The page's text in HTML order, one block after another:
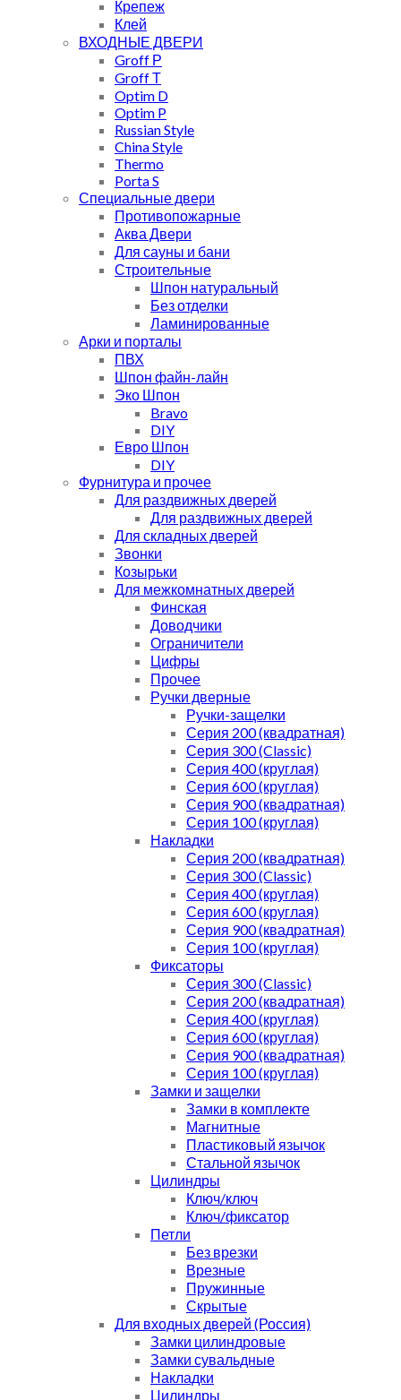
Крепеж
Клей
ВХОДНЫЕ ДВЕРИ
Groff Р
Groff Т
Optim D
Optim P
Russian Style
China Style
Thermo
Porta S
Специальные двери
Противопожарные
Аква Двери
Для сауны и бани
Строительные
Шпон натуральный
Без отделки
Ламинированные
Арки и порталы
ПВХ
Шпон файн-лайн
Эко Шпон
Bravo
DIY
Евро Шпон
DIY
Фурнитура и прочее
Для раздвижных дверей
Для раздвижных дверей
Для складных дверей
Звонки
Козырьки
Для межкомнатных дверей
Финская
Доводчики
Ограничители
Цифры
Прочее
Ручки дверные
Ручки-защелки
Серия 200 (квадратная)
Серия 300 (Classic)
Серия 400 (круглая)
Серия 600 (круглая)
Серия 900 (квадратная)
Серия 100 (круглая)
Накладки
Серия 200 (квадратная)
Серия 300 (Classic)
Серия 400 (круглая)
Серия 600 (круглая)
Серия 900 (квадратная)
Серия 100 (круглая)
Фиксаторы
Серия 300 (Classic)
Серия 200 (квадратная)
Серия 400 (круглая)
Серия 600 (круглая)
Серия 900 (квадратная)
Серия 100 (круглая)
Замки и защелки
Замки в комплекте
Магнитные
Пластиковый язычок
Стальной язычок
Цилиндры
Ключ/ключ
Ключ/фиксатор
Петли
Без врезки
Врезные
Пружинные
Скрытые
Для входных дверей (Россия)
Замки цилиндровые
Замки сувальдные
Накладки
Цилиндры